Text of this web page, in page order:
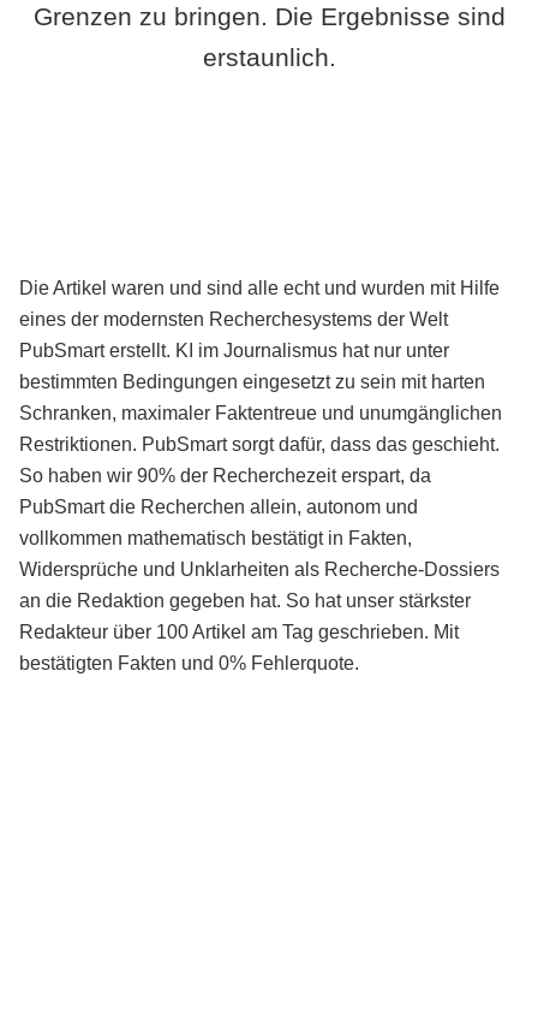
Grenzen zu bringen. Die Ergebnisse sind
erstaunlich.
Die Artikel waren und sind alle echt und wurden mit Hilfe
eines der modernsten Recherchesystems der Welt
PubSmart erstellt. KI im Journalismus hat nur unter
bestimmten Bedingungen eingesetzt zu sein mit harten
Schranken, maximaler Faktentreue und unumgänglichen
Restriktionen. PubSmart sorgt dafür, dass das geschieht.
So haben wir 90% der Recherchezeit erspart, da
PubSmart die Recherchen allein, autonom und
vollkommen mathematisch bestätigt in Fakten,
Widersprüche und Unklarheiten als Recherche-Dossiers
an die Redaktion gegeben hat. So hat unser stärkster
Redakteur über 100 Artikel am Tag geschrieben. Mit
bestätigten Fakten und 0% Fehlerquote.